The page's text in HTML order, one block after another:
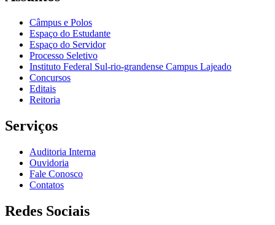
Câmpus e Polos
Espaço do Estudante
Espaço do Servidor
Processo Seletivo
Instituto Federal Sul-rio-grandense Campus Lajeado
Concursos
Editais
Reitoria
Serviços
Auditoria Interna
Ouvidoria
Fale Conosco
Contatos
Redes Sociais